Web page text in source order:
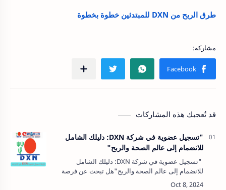
طرق الربح من DXN للمبتدئين خطوة بخطوة
قد تُعجبك هذه المشاركات
"تسجيل عضوية في شركة DXN: دليلك الشامل
للانضمام إلى عالم الصحة والربح"
"تسجيل عضوية في شركة DXN: دليلك الشامل
للانضمام إلى عالم الصحة والربح"هل تبحث عن فرصة
للانضمام إلى شركة عالمية تجمع بين الصحة والنجاح